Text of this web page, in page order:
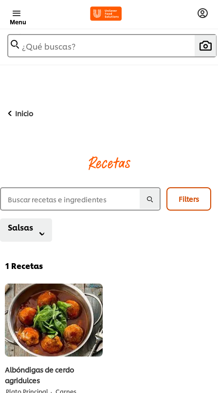
Menu
¿Qué buscas?
Inicio
Recetas
Filters
Salsas
1 Recetas
Albóndigas de cerdo
agridulces